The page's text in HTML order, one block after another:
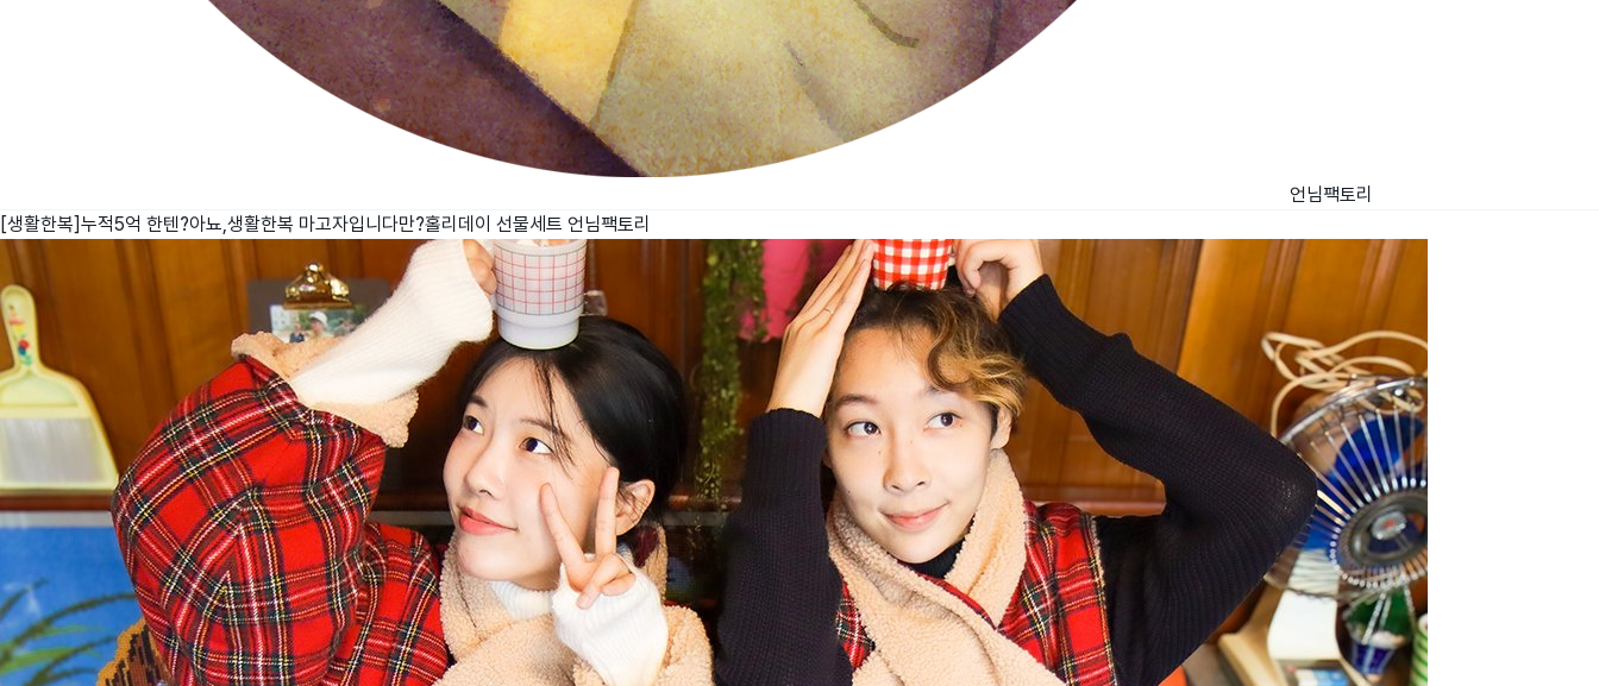
언님팩토리
[생활한복]누적5억 한텐?아뇨,생활한복 마고자입니다만?홀리데이 선물세트 언님팩토리